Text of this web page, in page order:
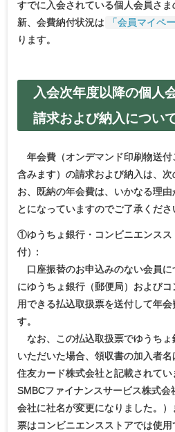
すでに入会されている個人会員さ
新、会費納付状況は
「会員マイペー
ります。
入会次年度以降の個人
請求および納入につい
年会費（オンデマンド印刷物送付
含みます）の請求および納入は、
お、既納の年会費は、いかなる理
とになっていますのでご了承くださ
①ゆうちょ銀行・コンビニエンスス
付） ：
口座振替のお申込みのない会員に
にゆうちょ銀行（郵便局）および
用できる払込取扱票を送付して年
す。
なお、この払込取扱票でゆうちょ
いただいた場合、領収書の加入者
住友カード株式会社と記載されてい
SMBCファイナンスサービス株式
会社に社名が変更になりました。
票はコンビニエンスストアでは使